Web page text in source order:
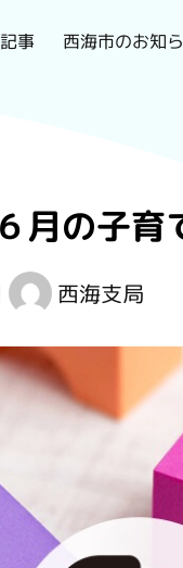
事 西海市のお知
月の子育
西海支局